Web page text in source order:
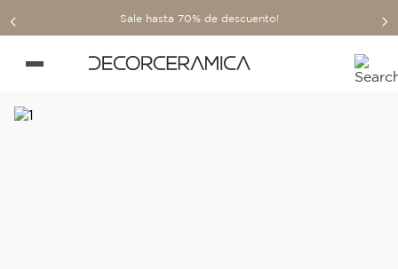
Sale hasta 70% de descuento!